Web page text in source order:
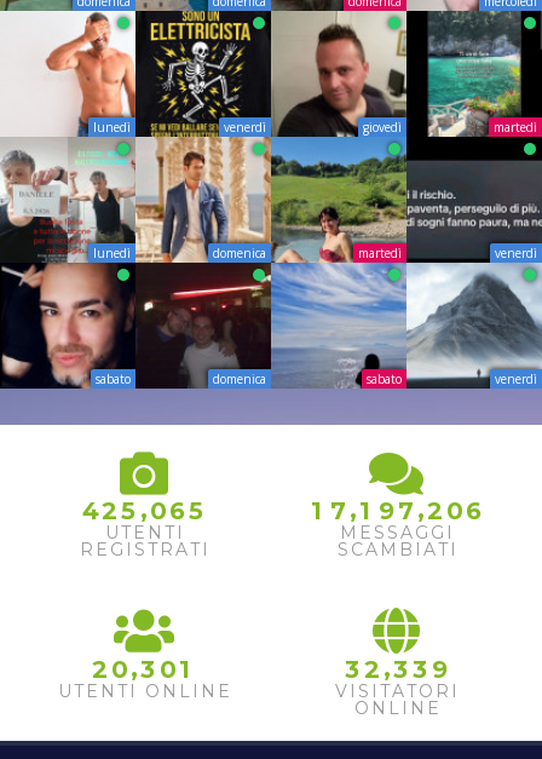
lunedì venerdì giovedì martedì
lunedì domenica martedì venerdì
sabato domenica sabato venerdì
425 ,065
UTENTI
REGISTRATI
1 7 ,1 97 ,2 06
MESSAGGI
SCAMBIATI
2 0,3 01
UTENTI ONLINE
32 ,33 9
VISITATORI
ONLINE